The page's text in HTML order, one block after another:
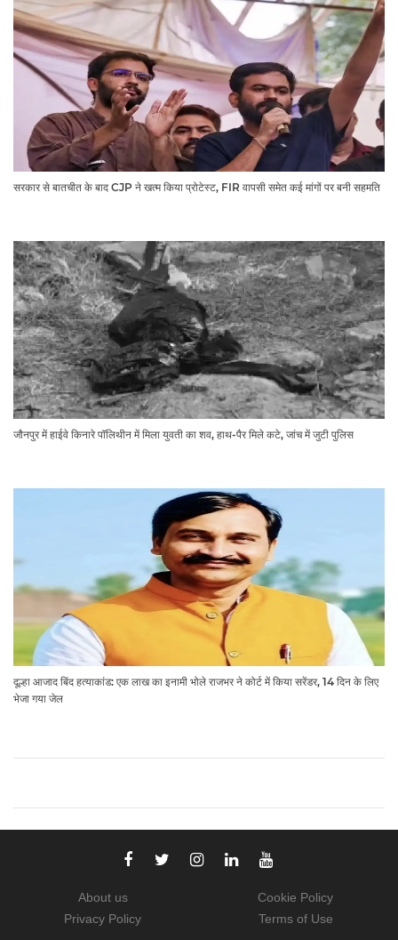
सरकार से बातचीत के बाद CJP ने खत्म किया प्रोटेस्ट, FIR वापसी समेत कई मांगों पर बनी सहमति
जौनपुर में हाईवे किनारे पॉलिथीन में मिला युवती का शव, हाथ-पैर मिले कटे, जांच में जुटी पुलिस
दूल्हा आजाद बिंद हत्याकांड: एक लाख का इनामी भोले राजभर ने कोर्ट में किया सरेंडर, 14 दिन के लिए
भेजा गया जेल
About us
Privacy Policy
Cookie Policy
Terms of Use